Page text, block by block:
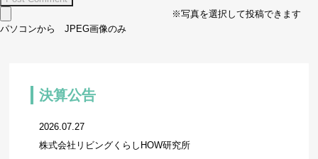
※写真を選択して投稿できます
パソコンから JPEG画像のみ
決算公告
2026.07.27
株式会社リビングくらしHOW研究所